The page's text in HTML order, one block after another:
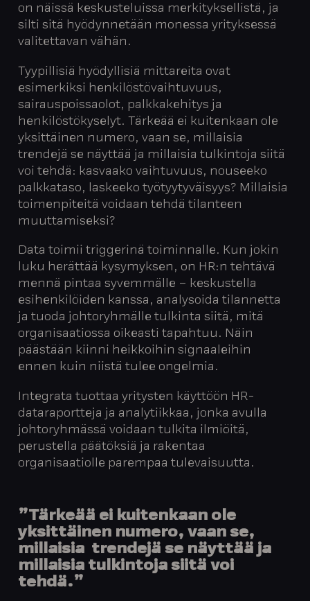
on näissä keskusteluissa merkityksellistä, ja
silti sitä hyödynnetään monessa yrityksessä
valitettavan vähän.
Tyypillisiä hyödyllisiä mittareita ovat
esimerkiksi henkilöstövaihtuvuus,
sairauspoissaolot, palkkakehitys ja
henkilöstökyselyt. Tärkeää ei kuitenkaan ole
yksittäinen numero, vaan se, millaisia
trendejä se näyttää ja millaisia tulkintoja siitä
voi tehdä: kasvaako vaihtuvuus, nouseeko
palkkataso, laskeeko työtyytyväisyys? Millaisia
toimenpiteitä voidaan tehdä tilanteen
muuttamiseksi?
Data toimii triggerinä toiminnalle. Kun jokin
luku herättää kysymyksen, on HR:n tehtävä
mennä pintaa syvemmälle – keskustella
esihenkilöiden kanssa, analysoida tilannetta
ja tuoda johtoryhmälle tulkinta siitä, mitä
organisaatiossa oikeasti tapahtuu. Näin
päästään kiinni heikkoihin signaaleihin
ennen kuin niistä tulee ongelmia.
Integrata tuottaa yritysten käyttöön HR-
dataraportteja ja analytiikkaa, jonka avulla
johtoryhmässä voidaan tulkita ilmiöitä,
perustella päätöksiä ja rakentaa
organisaatiolle parempaa tulevaisuutta.
”Tärkeää ei kuitenkaan ole
yksittäinen numero, vaan se,
millaisia trendejä se näyttää ja
millaisia tulkintoja siitä voi
tehdä.”